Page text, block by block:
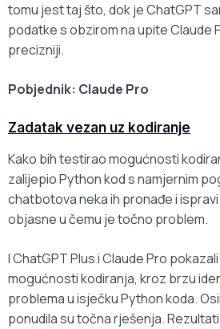
tomu jest taj što, dok je ChatGPT
podatke s obzirom na upite Claude
precizniji.
Pobjednik: Claude Pro
Zadatak vezan uz kodiranje
Kako bih testirao mogućnosti
zalijepio Python kod s namjernim
chatbotova neka ih pronađe i
objasne u čemu je točno problem.
I ChatGPT Plus i Claude Pro
mogućnosti kodiranja, kroz brzu
problema u isječku Python koda.
ponudila su točna rješenja.